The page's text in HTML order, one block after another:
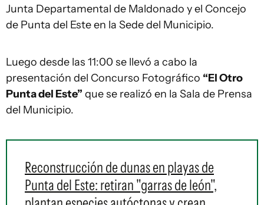
Junta Departamental de Maldonado y el Concejo
de Punta del Este en la Sede del Municipio.
Luego desde las 11:00 se llevó a cabo la
presentación del Concurso Fotográfico “El Otro
Punta del Este” que se realizó en la Sala de Prensa
del Municipio.
Reconstrucción de dunas en playas de
Punta del Este: retiran "garras de león",